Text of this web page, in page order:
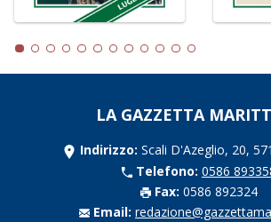
LA GAZZETTA
Indirizzo: Scali D'Azeglio, 20,
Telefono: 0586
Fax: 0586 892324
Email: